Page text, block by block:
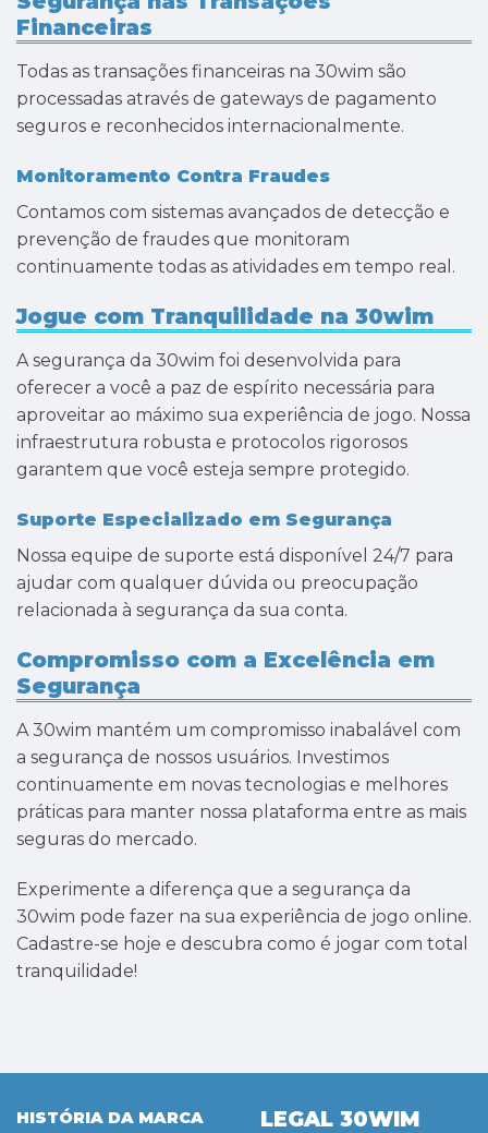
Financeiras
Todas as transações financeiras na 30wim são
processadas através de gateways de pagamento
seguros e reconhecidos internacionalmente.
Monitoramento Contra Fraudes
Contamos com sistemas avançados de detecção e
prevenção de fraudes que monitoram
continuamente todas as atividades em tempo real.
Jogue com Tranquilidade na 30wim
A segurança da 30wim foi desenvolvida para
oferecer a você a paz de espírito necessária para
aproveitar ao máximo sua experiência de jogo. Nossa
infraestrutura robusta e protocolos rigorosos
garantem que você esteja sempre protegido.
Suporte Especializado em Segurança
Nossa equipe de suporte está disponível 24/7 para
ajudar com qualquer dúvida ou preocupação
relacionada à segurança da sua conta.
Compromisso com a Excelência em
Segurança
A 30wim mantém um compromisso inabalável com
a segurança de nossos usuários. Investimos
continuamente em novas tecnologias e melhores
práticas para manter nossa plataforma entre as mais
seguras do mercado.
Experimente a diferença que a segurança da
30wim pode fazer na sua experiência de jogo online.
Cadastre-se hoje e descubra como é jogar com total
tranquilidade!
HISTÓRIA DA MARCA LEGAL 30WIM